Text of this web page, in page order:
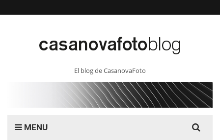
El blog de CasanovaFoto
MENU
Search
for: